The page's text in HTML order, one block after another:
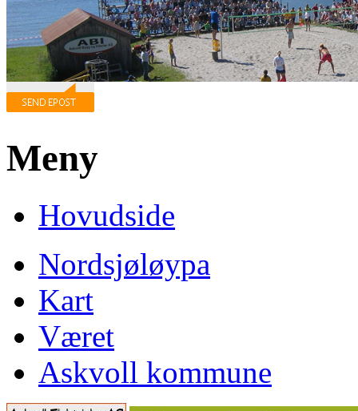
Meny
Hovudside
Nordsjøløypa
Kart
Været
Askvoll kommune